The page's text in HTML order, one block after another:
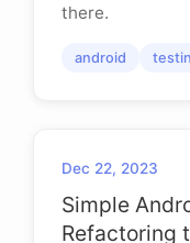
there.
android
Dec 22, 2023
Simple
Refactoring